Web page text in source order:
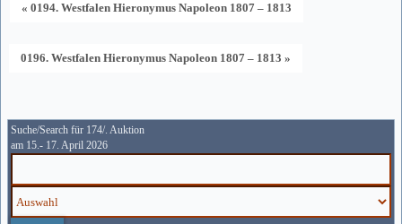
« 0194. Westfalen Hieronymus Napoleon 1807 – 1813
0196. Westfalen Hieronymus Napoleon 1807 – 1813 »
Suche/Search für 174/. Auktion
am 15.- 17. April 2026